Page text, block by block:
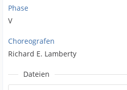
Phase
V
Choreografen
Richard E. Lamberty
Dateien